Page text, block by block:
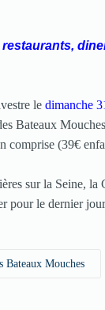
ledimanche
Bateaux
comprise (39€
sur la Seine, la
pour le dernier
Bateaux Mouches